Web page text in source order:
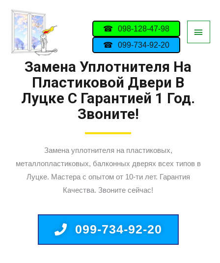
098-128-47-98
099-734-92-20
Замена Уплотнителя На
Пластиковой Двери В
Луцке С Гарантией 1 Год.
Звоните!
Замена уплотнителя на пластиковых,
металлопластиковых, балконных дверях всех типов в
Луцке. Мастера с опытом от 10-ти лет. Гарантия
Качества. Звоните сейчас!
099-734-92-20